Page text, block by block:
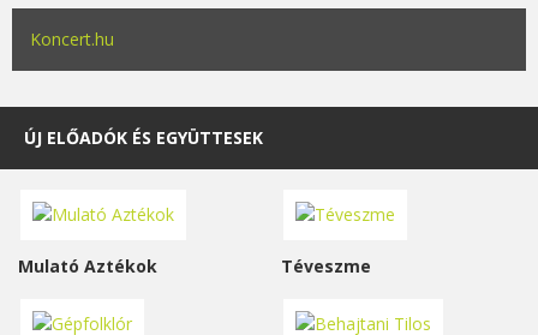
Koncert.hu
ÚJ ELŐADÓK ÉS EGYÜTTESEK
Mulató Aztékok Téveszme